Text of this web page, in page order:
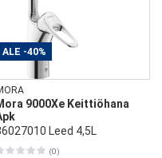
ALE -40%
9000Xe Keittiöhana
Leed 4,5L
(0)